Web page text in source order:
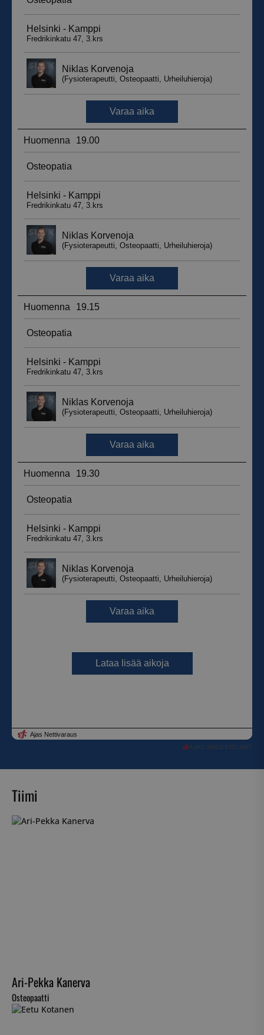
AJAS JÄRJESTELMÄT
Tiimi
Ari-Pekka Kanerva
Osteopaatti